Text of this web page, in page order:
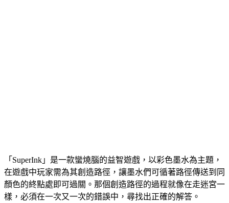
「SuperInk」是一款蠻燒腦的益智遊戲，以彩色墨水為主題，
在遊戲中玩家需為其創造路徑，讓墨水們可循著路徑傳送到同
顏色的終點處即可過關。那個創造路徑的過程就像在走迷宮一
樣，必須在一次又一次的錯誤中，尋找出正確的解答。